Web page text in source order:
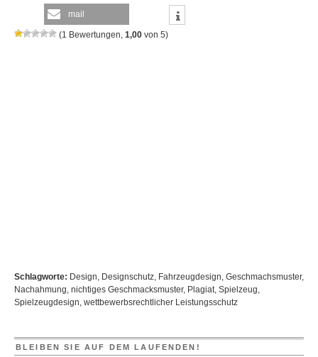
mail
(1 Bewertungen, 1,00 von 5)
Schlagworte: Design, Designschutz, Fahrzeugdesign, Geschmachsmuster,
Nachahmung, nichtiges Geschmacksmuster, Plagiat, Spielzeug,
Spielzeugdesign, wettbewerbsrechtlicher Leistungsschutz
BLEIBEN SIE AUF DEM LAUFENDEN!